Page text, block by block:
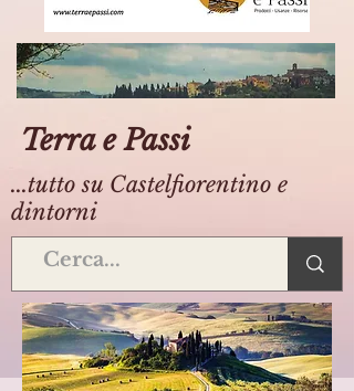
Terra e Passi
...tutto su Castelfiorentino e
dintorni